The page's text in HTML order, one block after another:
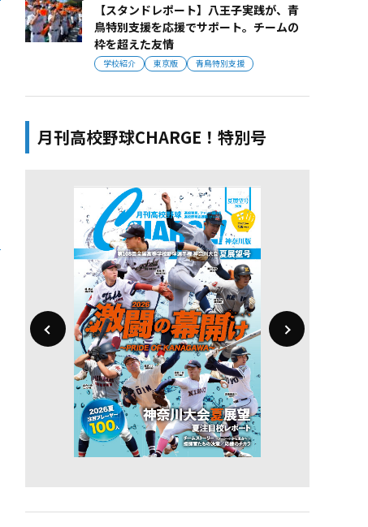
【スタンドレポート】八王子実践が、青
鳥特別支援を応援でサポート。チームの
枠を超えた友情
学校紹介 東京版 青鳥特別支援
月刊高校野球CHARGE！特別号